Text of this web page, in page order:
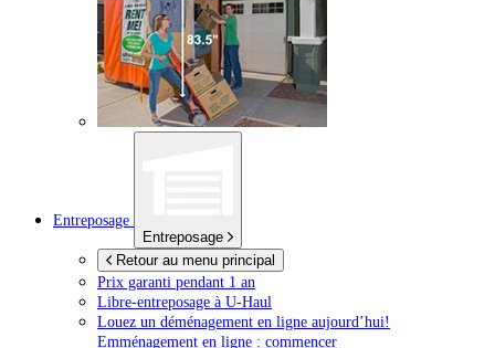
Entreposage
Entreposage
Retour au menu principal
Prix garanti pendant 1 an
Libre-entreposage à U-Haul
Louez un déménagement en ligne aujourd’hui!
Emménagement en ligne : commencer